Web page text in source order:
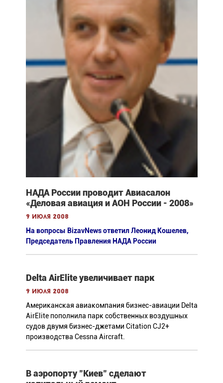
НАДА России проводит Авиасалон
«Деловая авиация и АОН России - 2008»
9 июля 2008
На вопросы BizavNews ответил Леонид Кошелев,
Председатель Правления НАДА России
Delta AirElite увеличивает парк
9 июля 2008
Американская авиакомпания бизнес-авиации Delta
AirElite пополнила парк собственных воздушных
судов двумя бизнес-джетами Citation CJ2+
производства Cessna Aircraft.
В аэропорту "Киев" сделают